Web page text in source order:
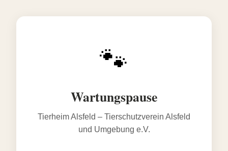
🐾
Wartungspause
Tierheim Alsfeld – Tierschutzverein Alsfeld
und Umgebung e.V.